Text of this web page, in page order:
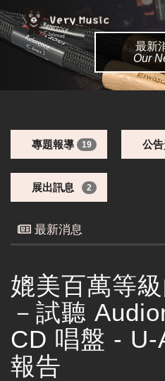
最新
Our
專題報導 19 公
展出訊息 2
最新消息
媲美百萬等
－試聽
CD 唱盤 - U-
報告